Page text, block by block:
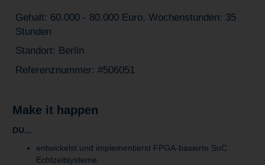
Gehalt: 60.000 - 80.000 Euro, Wochenstunden: 35
Stunden
Standort: Berlin
Referenznummer: #506051
Make it happen
DU...
entwickelst und implementierst FPGA-basierte SoC
Echtzeitsysteme